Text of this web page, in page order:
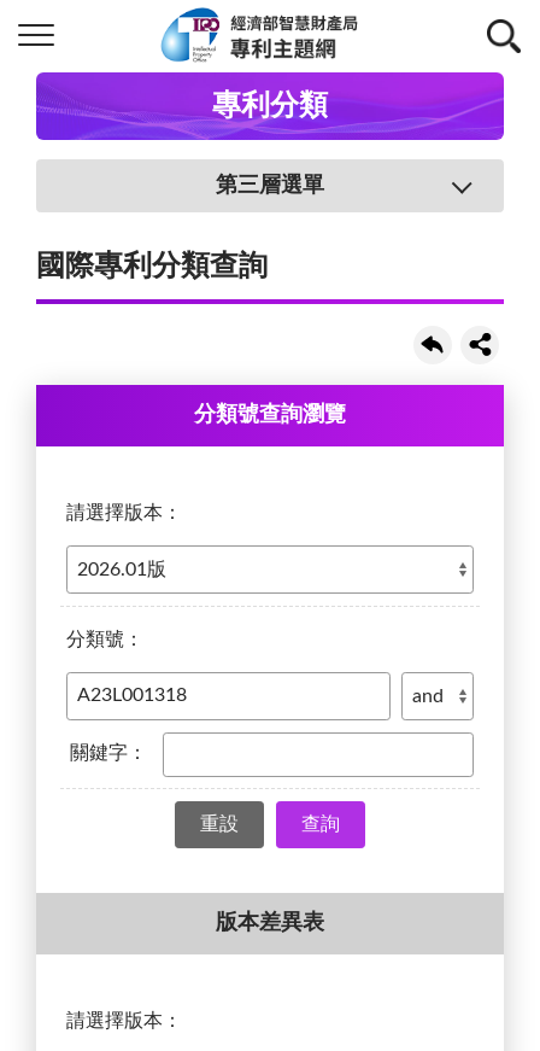
專利分類
第三層選單
國際專利分類查詢
分類號查詢瀏覽
請選擇版本：
分類號：
關鍵字：
查詢
版本差異表
請選擇版本：